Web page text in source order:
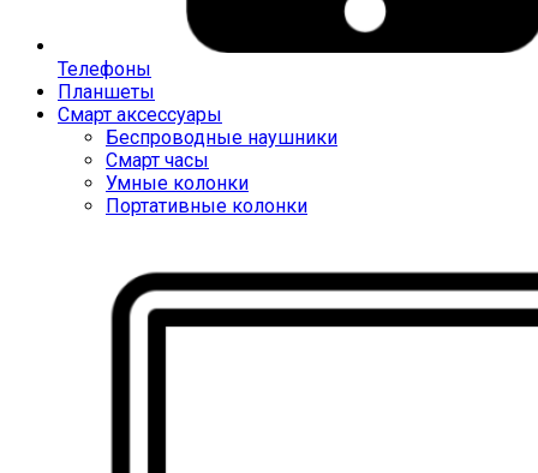
Телефоны
Планшеты
Смарт аксессуары
Беспроводные наушники
Смарт часы
Умные колонки
Портативные колонки